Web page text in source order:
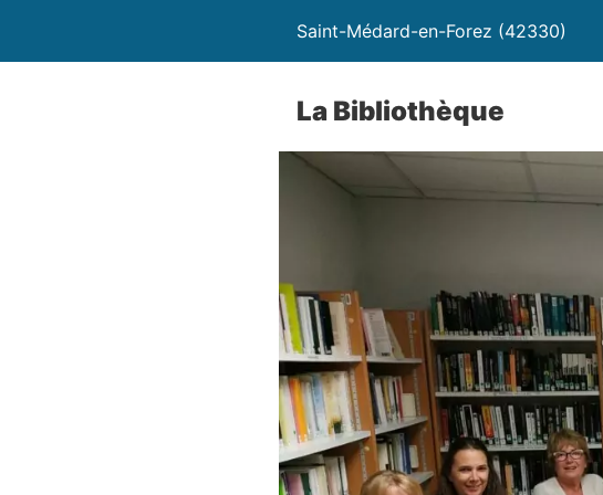
Saint-Médard-en-Forez (42330)
La Bibliothèque